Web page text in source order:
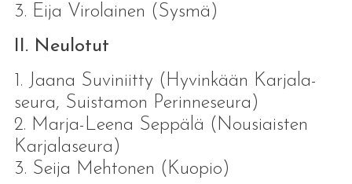
3. Eija Virolainen (Sysmä)
II. Neulotut
1. Jaana Suviniitty (Hyvinkään Karjala-
seura, Suistamon Perinneseura)
2. Marja-Leena Seppälä (Nousiaisten
Karjalaseura)
3. Seija Mehtonen (Kuopio)